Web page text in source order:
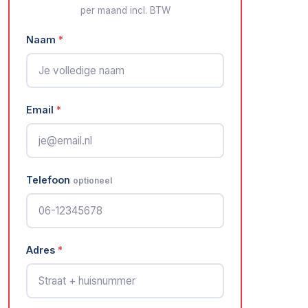
per maand incl. BTW
Naam *
Email *
Telefoon optioneel
Adres *